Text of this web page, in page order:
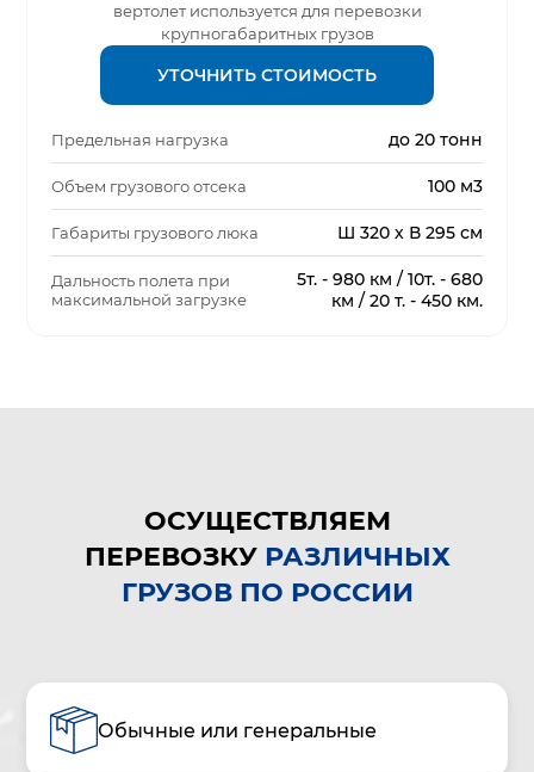
вертолет используется для перевозки
крупногабаритных грузов
УТОЧНИТЬ СТОИМОСТЬ
Предельная нагрузка до 20 тонн
Объем грузового отсека 100 м3
Габариты грузового люка Ш 320 х В 295 см
Дальность полета при
максимальной загрузке
5т. - 980 км / 10т. - 680
км / 20 т. - 450 км.
ОСУЩЕСТВЛЯЕМ
ПЕРЕВОЗКУРАЗЛИЧНЫХ
ГРУЗОВ ПО РОССИИ
Обычные или генеральные